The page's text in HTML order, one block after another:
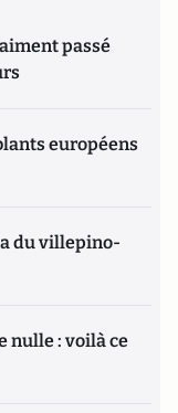
passé
européens
du villepino-
nulle : voilà ce